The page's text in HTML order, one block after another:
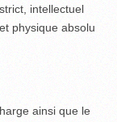
intellectuel
physique absolu
ainsi que le